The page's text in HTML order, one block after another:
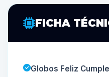
FICHA
Globos Feliz